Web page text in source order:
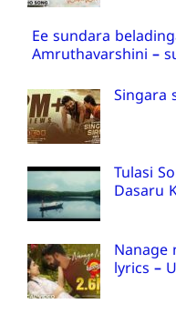
Ee sundara
Amruthavarshini –
Singara
Tulasi
Dasaru
Nanage
lyrics –